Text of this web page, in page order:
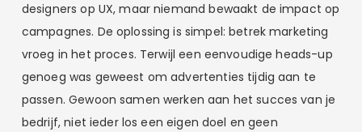
designers op UX, maar niemand bewaakt de impact op
campagnes. De oplossing is simpel: betrek marketing
vroeg in het proces. Terwijl een eenvoudige heads-up
genoeg was geweest om advertenties tijdig aan te
passen. Gewoon samen werken aan het succes van je
bedrijf, niet ieder los een eigen doel en geen